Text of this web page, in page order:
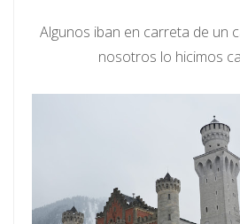
Algunos iban en carreta de un
nosotros lo hicimos